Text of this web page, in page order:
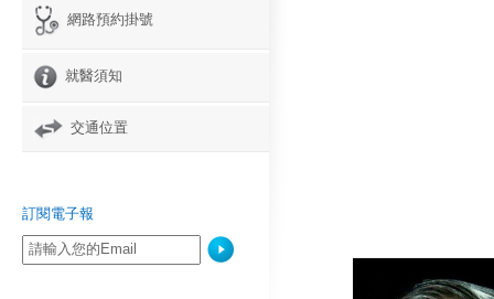
網路預約掛號
就醫須知
交通位置
訂閱電子報